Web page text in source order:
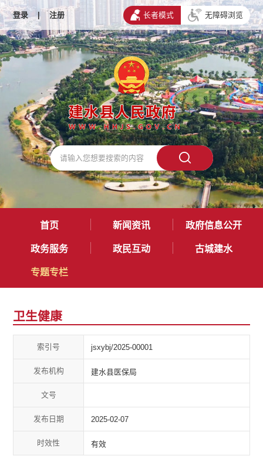
登录 | 注册 长者模式 无障碍浏览
首页 新闻资讯 政府信息公开
政务服务 政民互动 古城建水
专题专栏
卫生健康
索引号 jsxybj/2025-00001
发布机构 建水县医保局
文号
发布日期 2025-02-07
时效性 有效